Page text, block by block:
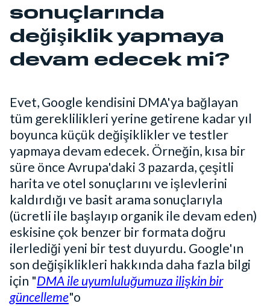
sonuçlarında
değişiklik yapmaya
devam edecek mi?
Evet, Google kendisini DMA'ya bağlayan
tüm gereklilikleri yerine getirene kadar yıl
boyunca küçük değişiklikler ve testler
yapmaya devam edecek. Örneğin, kısa bir
süre önce Avrupa'daki 3 pazarda, çeşitli
harita ve otel sonuçlarını ve işlevlerini
kaldırdığı ve basit arama sonuçlarıyla
(ücretli ile başlayıp organik ile devam eden)
eskisine çok benzer bir formata doğru
ilerlediği yeni bir test duyurdu. Google'ın
son değişiklikleri hakkında daha fazla bilgi
için "DMA ile uyumluluğumuza ilişkin bir
güncelleme"o